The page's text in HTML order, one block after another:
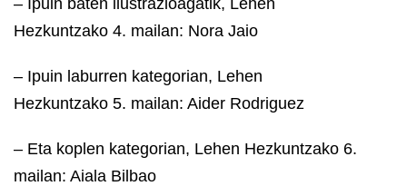
Hezkuntzako 4. mailan: Nora Jaio
– Ipuin laburren kategorian, Lehen
Hezkuntzako 5. mailan: Aider Rodriguez
– Eta koplen kategorian, Lehen Hezkuntzako 6.
mailan: Aiala Bilbao